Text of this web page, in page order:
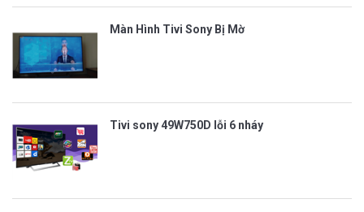
Màn Hình Tivi Sony Bị Mờ
Tivi sony 49W750D lỗi 6 nháy